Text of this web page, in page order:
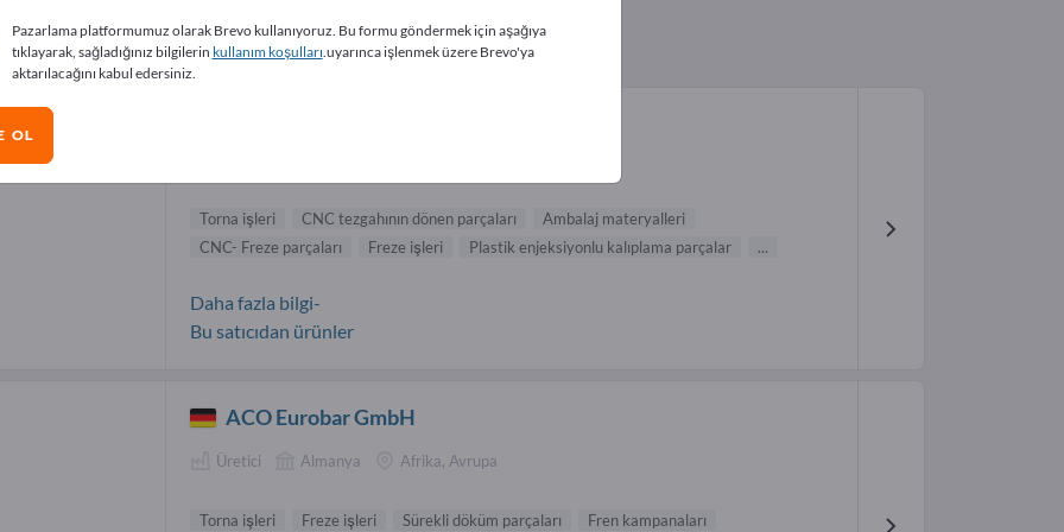
işleri Tedarikçiler (4)
Torna işleri CNC tezgahının dönen parçaları
Ambalaj materyalleri
CNC- Freze parçaları
Freze işleri Plastik enjeksiyonlu kalıplama parçalar ...
Daha fazla bilgi-
Bu satıcıdan ürünler
ACO Eurobar GmbH
Üretici Almanya Afrika, Avrupa
Torna işleri Freze işleri Sürekli döküm parçaları
Fren kampanaları
Pazarlama platformumuz olarak Brevo kullanıyoruz. Bu formu göndermek için aşağıya
tıklayarak, sağladığınız bilgilerin kullanım koşulları.uyarınca işlenmek üzere Brevo'ya
aktarılacağını kabul edersiniz.
OL